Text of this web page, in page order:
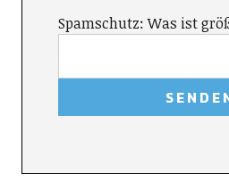
Spamschutz: Was ist